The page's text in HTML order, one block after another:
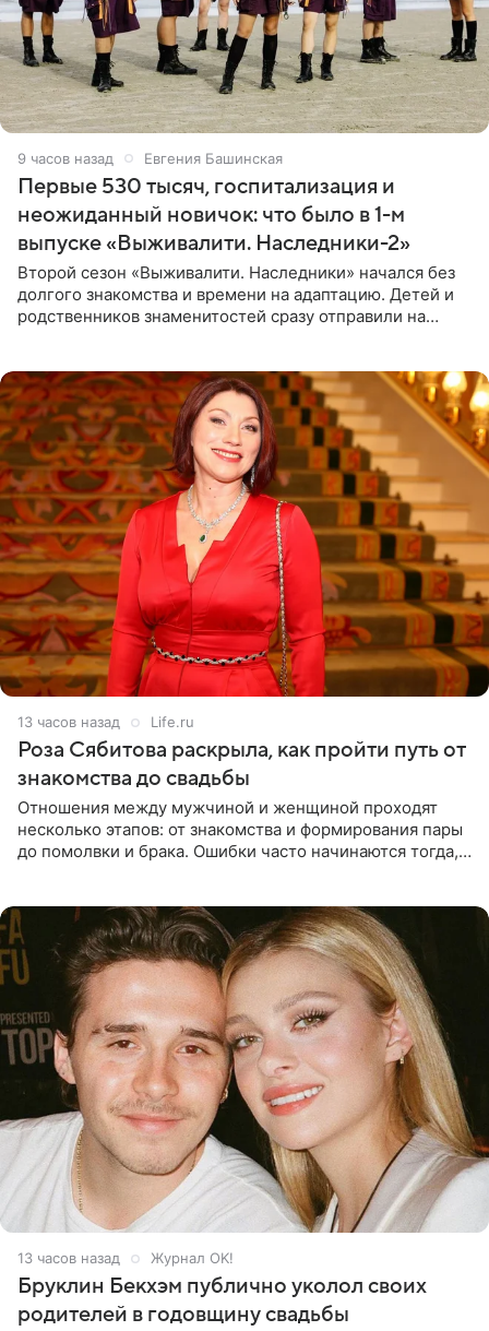
9 часов назад Евгения Башинская
Первые 530 тысяч, госпитализация и
неожиданный новичок: что было в 1-м
выпуске «Выживалити. Наследники-2»
Второй сезон «Выживалити. Наследники» начался без
долгого знакомства и времени на адаптацию. Детей и
родственников знаменитостей сразу отправили на
13 часов назад Life.ru
Роза Сябитова раскрыла, как пройти путь от
знакомства до свадьбы
Отношения между мужчиной и женщиной проходят
несколько этапов: от знакомства и формирования пары
до помолвки и брака. Ошибки часто начинаются тогда,
13 часов назад Журнал OK!
Бруклин Бекхэм публично уколол своих
родителей в годовщину свадьбы